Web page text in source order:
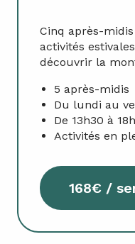
Cinq après-
activités
découvrir la
5 après-midis
Du lundi au
De 13h30 à 18h
Activités en
168€ /